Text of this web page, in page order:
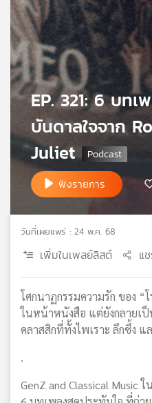
เกี่ยว
กับ
เรา
เครือ
ไทย
แผนที่
วิทยุ
EP. 321: 6 บทเ
บันดาลใจจาก
Juliet
ฟังรายการ
วันที่เผยแพร่ : 24 พ.ค. 68
เพิ่มในเพลย์ลิสต์ แ
โศกนาฏกรรมความรัก ของ “
ในหน้าหนังสือ แต่ยังกลายเ
คลาสสิกที่ทั้งไพเราะ ลึกซึ้ง
.
GenZ and Classical Music